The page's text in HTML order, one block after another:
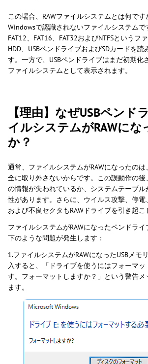
この場合、RAWファイルシステムとは何です
Windowsで認識されないファイルシステムで
FAT12、FAT16、FAT32およびNTFSというフ
HDD、USBペンドライブおよびSDカードを読
す。一方で、USBペンドライブはまだ初期化
ファイルシステムとして表示されます。
【理由】なぜUSBペンド
イルシステムがRAWにな
か？
通常、ファイルシステムがRAWになったの
全に取り外さないからです。この誤動作の
の情報が失われているか、システムテーブ
性があります。さらに、ウイルス攻撃、停
および不良セクタもRAWドライブを引き起こ
ファイルシステムがRAWになったペンドラ
下のような問題が発生します：
1.ファイルシステムがRAWになったUSBメモ
入すると、「ドライブを使うにはフォーマッ
す。フォーマットしますか？」という警告
ます。